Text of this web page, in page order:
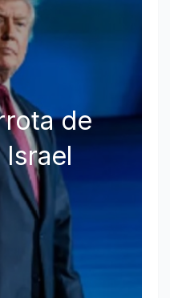
de
Israel